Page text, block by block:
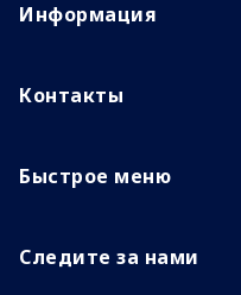
Информация
Контакты
Быстрое меню
Следите за нами